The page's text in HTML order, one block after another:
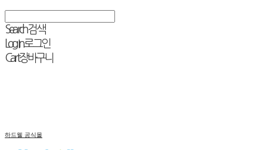
Search검색
Log In로그인
Cart장바구니
하드웰 공식몰